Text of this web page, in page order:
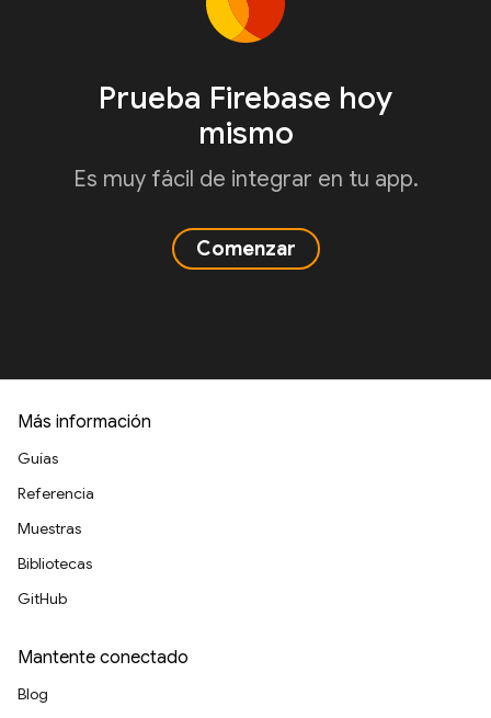
Prueba Firebase hoy
mismo
Es muy fácil de integrar en tu app.
Comenzar
Más información
Guías
Referencia
Muestras
Bibliotecas
GitHub
Mantente conectado
Blog